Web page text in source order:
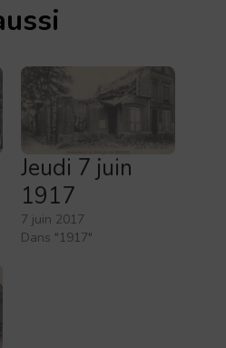
Jeudi 7 juin
1917
7 juin 2017
Dans "1917"